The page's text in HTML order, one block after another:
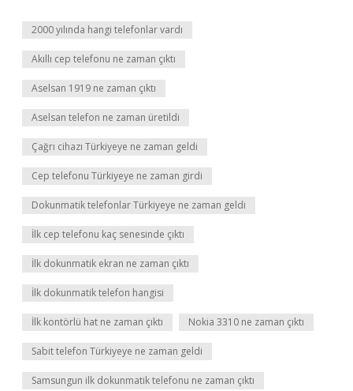
2000 yılında hangi telefonlar vardı
Akıllı cep telefonu ne zaman çıktı
Aselsan 1919 ne zaman çıktı
Aselsan telefon ne zaman üretildi
Çağrı cihazı Türkiyeye ne zaman geldi
Cep telefonu Türkiyeye ne zaman girdi
Dokunmatik telefonlar Türkiyeye ne zaman geldi
İlk cep telefonu kaç senesinde çıktı
İlk dokunmatik ekran ne zaman çıktı
İlk dokunmatik telefon hangisi
İlk kontörlü hat ne zaman çıktı Nokia 3310 ne zaman çıktı
Sabit telefon Türkiyeye ne zaman geldi
Samsungun ilk dokunmatik telefonu ne zaman çıktı